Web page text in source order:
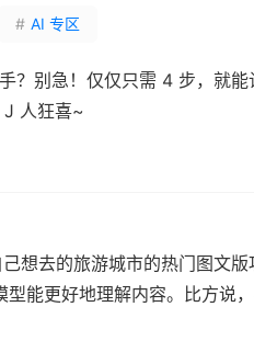
# AI 专区
？别急！仅仅只需 4 步，就能
J 人狂喜~
想去的旅游城市的热门图文
能更好地理解内容。比方说